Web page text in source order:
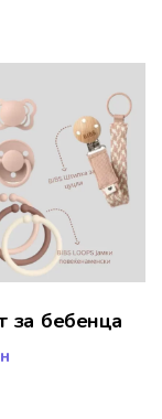
за бебенца